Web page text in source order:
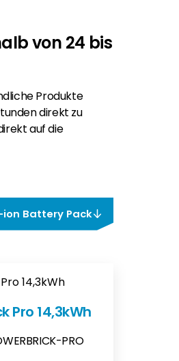
von 24 bis
Produkte
direkt zu
auf die
ion Battery Pack
Pro 14,3kWh
PRO